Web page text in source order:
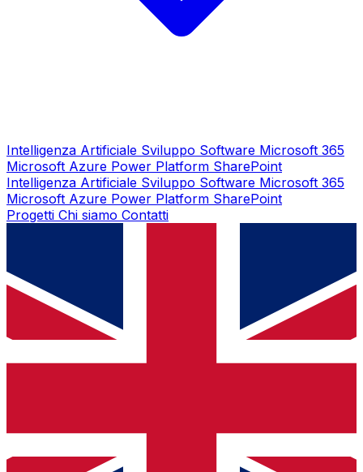
Intelligenza Artificiale Sviluppo Software Microsoft 365
Microsoft Azure Power Platform SharePoint
Intelligenza Artificiale Sviluppo Software Microsoft 365
Microsoft Azure Power Platform SharePoint
Progetti Chi siamo Contatti